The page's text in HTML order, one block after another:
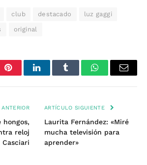
club destacado luz gaggi
original
PinterestLinkedInTumblr WhatsAppEmail
hongos,
reloj
Casciari
ARTÍCULO SIGUIENTE
Laurita Fernández: «Miré
mucha televisión para
aprender»